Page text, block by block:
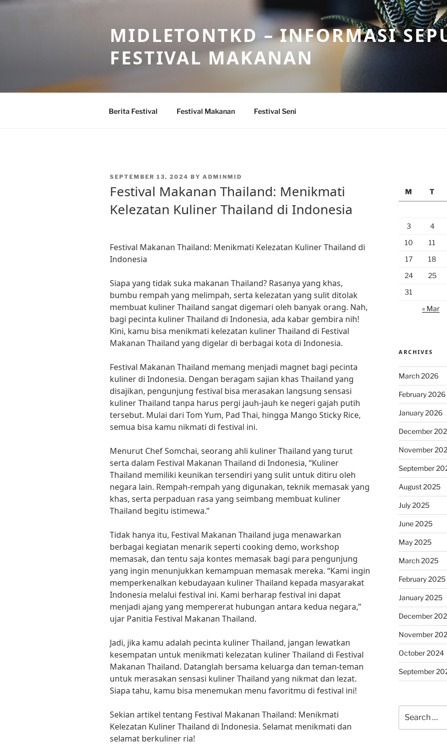
Skip
MIDLETONTKD – INFORMASI
FESTIVAL MAKANAN
Berita Festival Festival Makanan Festival Seni
POSTED
SEPTEMBER 13, 2024 BY ADMINMID
Festival Makanan Thailand: Menikmati
Kelezatan Kuliner Thailand di Indonesia
Festival Makanan Thailand: Menikmati Kelezatan Kuliner Thailand di
Indonesia
Siapa yang tidak suka makanan Thailand? Rasanya yang khas,
bumbu rempah yang melimpah, serta kelezatan yang sulit ditolak
membuat kuliner Thailand sangat digemari oleh banyak orang. Nah,
bagi pecinta kuliner Thailand di Indonesia, ada kabar gembira nih!
Kini, kamu bisa menikmati kelezatan kuliner Thailand di Festival
Makanan Thailand yang digelar di berbagai kota di Indonesia.
Festival Makanan Thailand memang menjadi magnet bagi pecinta
kuliner di Indonesia. Dengan beragam sajian khas Thailand yang
disajikan, pengunjung festival bisa merasakan langsung sensasi
kuliner Thailand tanpa harus pergi jauh-jauh ke negeri gajah putih
tersebut. Mulai dari Tom Yum, Pad Thai, hingga Mango Sticky Rice,
semua bisa kamu nikmati di festival ini.
Menurut Chef Somchai, seorang ahli kuliner Thailand yang turut
serta dalam Festival Makanan Thailand di Indonesia, “Kuliner
Thailand memiliki keunikan tersendiri yang sulit untuk ditiru oleh
negara lain. Rempah-rempah yang digunakan, teknik memasak yang
khas, serta perpaduan rasa yang seimbang membuat kuliner
Thailand begitu istimewa.”
Tidak hanya itu, Festival Makanan Thailand juga menawarkan
berbagai kegiatan menarik seperti cooking demo, workshop
memasak, dan tentu saja kontes memasak bagi para pengunjung
yang ingin menunjukkan kemampuan memasak mereka. “Kami ingin
memperkenalkan kebudayaan kuliner Thailand kepada masyarakat
Indonesia melalui festival ini. Kami berharap festival ini dapat
menjadi ajang yang mempererat hubungan antara kedua negara,”
ujar Panitia Festival Makanan Thailand.
Jadi, jika kamu adalah pecinta kuliner Thailand, jangan lewatkan
kesempatan untuk menikmati kelezatan kuliner Thailand di Festival
Makanan Thailand. Datanglah bersama keluarga dan teman-teman
untuk merasakan sensasi kuliner Thailand yang nikmat dan lezat.
Siapa tahu, kamu bisa menemukan menu favoritmu di festival ini!
Sekian artikel tentang Festival Makanan Thailand: Menikmati
Kelezatan Kuliner Thailand di Indonesia. Selamat menikmati dan
selamat berkuliner ria!
M
T
3
4
10
11
17
18
24
25
31
« Mar
ARCHIVES
March 2026
February 2026
January 2026
December
November
September
August 2025
July 2025
June 2025
May 2025
March 2025
February 2025
January 2025
December
November
October 2024
September
for: